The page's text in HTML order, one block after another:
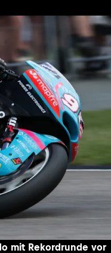
mit Rekordrunde vor